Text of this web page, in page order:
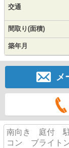
交通
間取り(面積)
築年月
メ
南向き 庭付 駐
コン ブライト